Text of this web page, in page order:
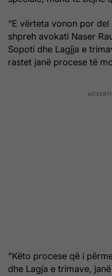
“E vërteta vonon por del
shpreh avokati Naser
Sopoti dhe Lagjja e
rastet janë procese të
“Këto procese që i
dhe Lagja e trimave,